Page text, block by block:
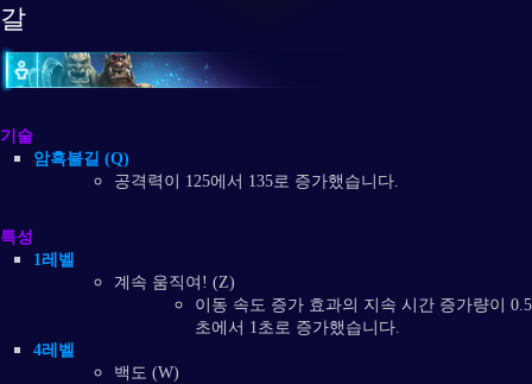
갈
기술
암흑불길 (Q)
공격력이 125에서 135로 증가했습니다.
특성
1레벨
계속 움직여! (Z)
이동 속도 증가 효과의 지속 시간 증가량이 0.5
초에서 1초로 증가했습니다.
4레벨
백도 (W)